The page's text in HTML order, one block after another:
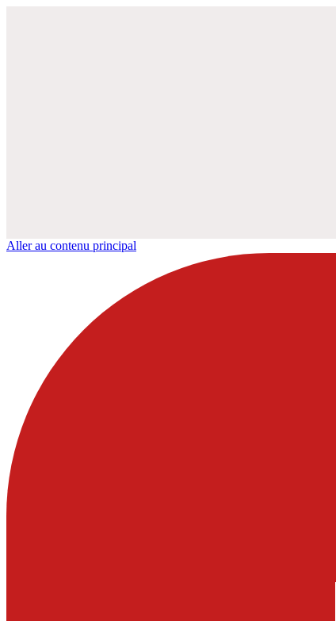
Aller au contenu principal